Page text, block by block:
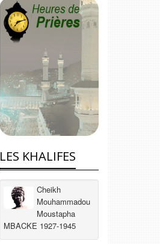
LES KHALIFES
Cheikh
Mouhammadou
Moustapha
MBACKE 1927-1945